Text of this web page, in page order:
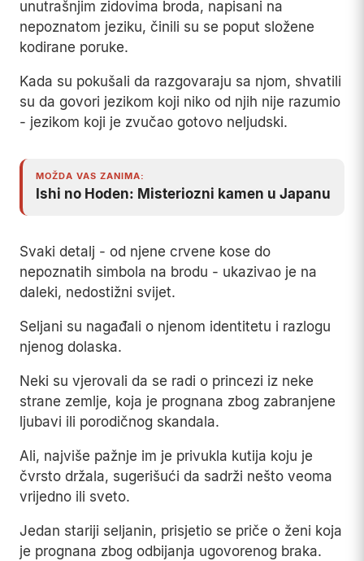
unutrašnjim zidovima broda, napisani na
nepoznatom jeziku, činili su se poput složene
kodirane poruke.
Kada su pokušali da razgovaraju sa njom, shvatili
su da govori jezikom koji niko od njih nije razumio
- jezikom koji je zvučao gotovo neljudski.
MOŽDA VAS ZANIMA:
Ishi no Hoden: Misteriozni kamen u Japanu
Svaki detalj - od njene crvene kose do
nepoznatih simbola na brodu - ukazivao je na
daleki, nedostižni svijet.
Seljani su nagađali o njenom identitetu i razlogu
njenog dolaska.
Neki su vjerovali da se radi o princezi iz neke
strane zemlje, koja je prognana zbog zabranjene
ljubavi ili porodičnog skandala.
Ali, najviše pažnje im je privukla kutija koju je
čvrsto držala, sugerišući da sadrži nešto veoma
vrijedno ili sveto.
Jedan stariji seljanin, prisjetio se priče o ženi koja
je prognana zbog odbijanja ugovorenog braka.